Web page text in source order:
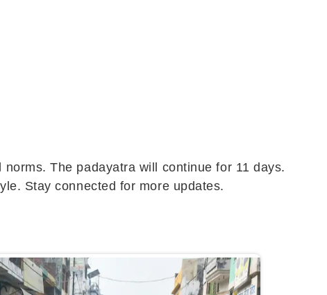
The padayatra will continue for 11 days.
Stay connected for more updates.